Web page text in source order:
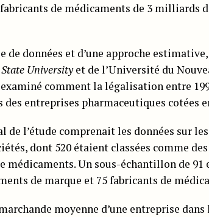
de médicaments de 3 milliards
de données et d’une approche
Universityet de l’Université du
comment la légalisation entre
entreprises pharmaceutiques cotées
de l’étude comprenait les données sur
dont 520 étaient classées comme
médicaments. Un sous-échantillon de
de marque et 75 fabricants de
moyenne d’une entreprise